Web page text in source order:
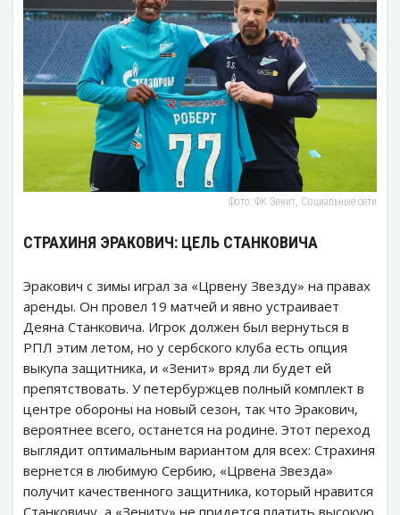
Фото: ФК Зенит, Социальные сети
СТРАХИНЯ ЭРАКОВИЧ: ЦЕЛЬ СТАНКОВИЧА
Эракович с зимы играл за «Црвену Звезду» на правах
аренды. Он провел 19 матчей и явно устраивает
Деяна Станковича. Игрок должен был вернуться в
РПЛ этим летом, но у сербского клуба есть опция
выкупа защитника, и «Зенит» вряд ли будет ей
препятствовать. У петербуржцев полный комплект в
центре обороны на новый сезон, так что Эракович,
вероятнее всего, останется на родине. Этот переход
выглядит оптимальным вариантом для всех: Страхиня
вернется в любимую Сербию, «Црвена Звезда»
получит качественного защитника, который нравится
Станковичу, а «Зениту» не придется платить высокую